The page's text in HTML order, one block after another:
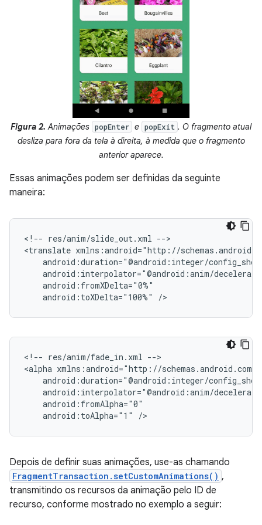
Figura 2. Animações popEnter e popExit . O fragmento atual
desliza para fora da tela à direita, à medida que o fragmento
anterior aparece.
Essas animações podem ser definidas da seguinte
maneira:
<!-- res/anim/slide_out.xml -->
<translate
android:toXDelta="100%"
<!-- res/anim/fade_in.xml -->
<alpha
android:toAlpha="1"
Depois de definir suas animações, use-as chamando
FragmentTransaction.setCustomAnimations() ,
transmitindo os recursos da animação pelo ID de
recurso, conforme mostrado no exemplo a seguir: